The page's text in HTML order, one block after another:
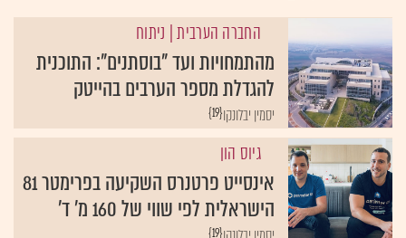
החברה הערבית| ניתוח
מהתמחויות ועד "בוסתנים": התוכנית
להגדלת מספר הערבים בהייטק
{19}יסמין יבלונקו
גיוס הון
אינסייט פרטנרס השקיעה בפרימטר 81
הישראלית לפי שווי של 160 מ' ד'
{19}יסמין יבלונקו